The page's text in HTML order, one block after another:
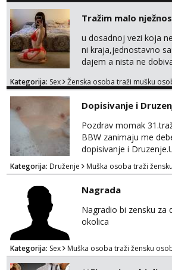
Tražim malo
u dosadnoj vezi koja
ni kraja,jednostavno
dajem a nista ne
trazim puno samo
poljupce po tijelu koji
pale,obozavam kad
kontrolu . javi se :)
me tamo, cekam te!
Kategorija: Sex Ženska osoba traži mušku
Dopisivanje i
Pozdrav momak
BBW zanimaju me
dopisivanje i
Kategorija: Druženje Muška osoba traži
Nagrada
Nagradio bi zensku za
okolica
Kategorija: Sex Muška osoba traži žensku